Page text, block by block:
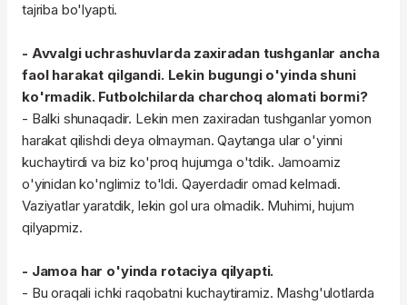
tajriba bo'lyapti.
- Avvalgi uchrashuvlarda zaxiradan tushganlar ancha
faol harakat qilgandi. Lekin bugungi o'yinda shuni
ko'rmadik. Futbolchilarda charchoq alomati bormi?
- Balki shunaqadir. Lekin men zaxiradan tushganlar yomon
harakat qilishdi deya olmayman. Qaytanga ular o'yinni
kuchaytirdi va biz ko'proq hujumga o'tdik. Jamoamiz
o'yinidan ko'nglimiz to'ldi. Qayerdadir omad kelmadi.
Vaziyatlar yaratdik, lekin gol ura olmadik. Muhimi, hujum
qilyapmiz.
- Jamoa har o'yinda rotaciya qilyapti.
- Bu oraqali ichki raqobatni kuchaytiramiz. Mashg'ulotlarda